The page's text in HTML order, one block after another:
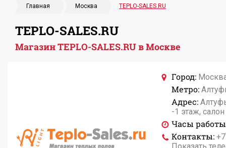
Главная Москва TEPLO-SALES.RU
TEPLO-SALES.RU
Магазин TEPLO-SALES.RU в Москве
Город:
Метро:
Адрес:
-1 этаж,
Часы
Контакты: